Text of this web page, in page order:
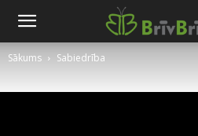
Sākums Sabiedrība